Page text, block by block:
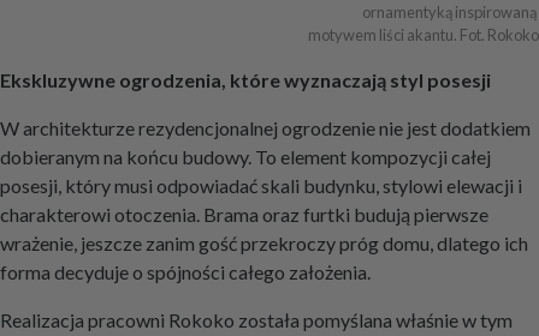
ornamentyką inspirowaną
motywem liści akantu. Fot. Rokoko
Ekskluzywne ogrodzenia, które wyznaczają styl posesji
W architekturze rezydencjonalnej ogrodzenie nie jest dodatkiem
dobieranym na końcu budowy. To element kompozycji całej
posesji, który musi odpowiadać skali budynku, stylowi elewacji i
charakterowi otoczenia. Brama oraz furtki budują pierwsze
wrażenie, jeszcze zanim gość przekroczy próg domu, dlatego ich
forma decyduje o spójności całego założenia.
Realizacja pracowni Rokoko została pomyślana właśnie w tym